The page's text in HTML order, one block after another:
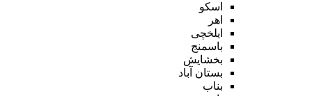
اسکو
اهر
ایلخچی
باسمنج
بخشایش
بستان آباد
بناب